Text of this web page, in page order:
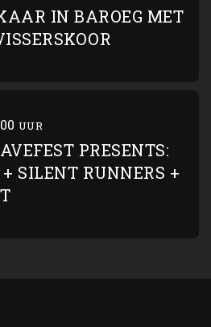
IN BAROEG MET
UUR
PRESENTS:
SILENT RUNNERS +